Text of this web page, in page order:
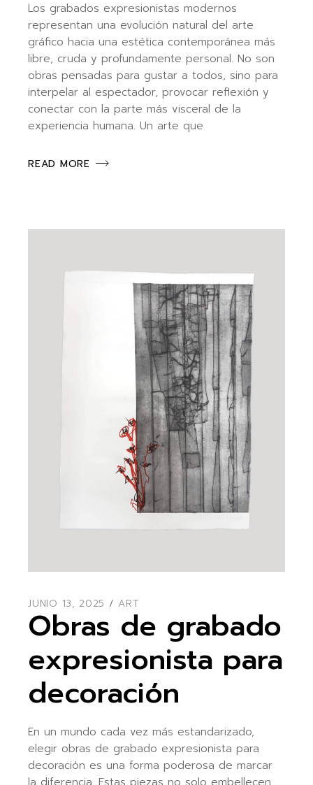
Los grabados expresionistas modernos
representan una evolución natural del arte
gráfico hacia una estética contemporánea más
libre, cruda y profundamente personal. No son
obras pensadas para gustar a todos, sino para
interpelar al espectador, provocar reflexión y
conectar con la parte más visceral de la
experiencia humana. Un arte que
READ MORE
JUNIO 13, 2025 ART
Obras de grabado
expresionista para
decoración
En un mundo cada vez más estandarizado,
elegir obras de grabado expresionista para
decoración es una forma poderosa de marcar